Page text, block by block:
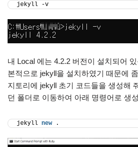
jekyll -v
내 Local 에는 4.2.2 버전이 설치되어
본적으로 jekyll을 설치하였기 때문에
지토리에 jekyll 초기 코드들을 생성해
던 폴더로 이동하여 아래 명령어로 생
jekyll new .